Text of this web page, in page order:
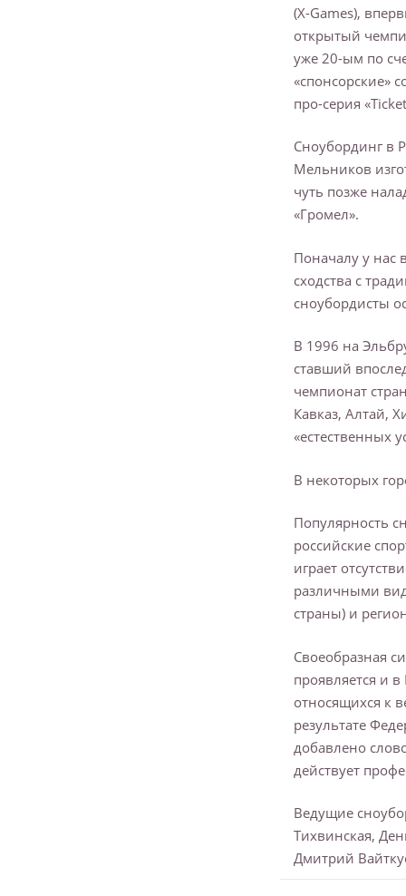
(X-Games),
открытый
уже 20-ым по
«спонсорские»
про-серия
Сноубординг в
Мельников
чуть позже
«Громел».
Поначалу у нас
сходства с
сноубордисты
В 1996 на
ставший
чемпионат
Кавказ, Алтай,
«естественных
В некоторых
Популярность
российские
играет
различными
страны) и
Своеобразная
проявляется и
относящихся к
результате
добавлено
действует
Ведущие
Тихвинская,
Дмитрий